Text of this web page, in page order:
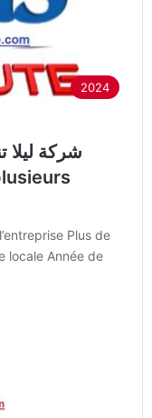
2024
شركة
Plus de
locale Année de